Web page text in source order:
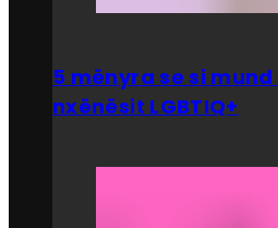
5 mënyra se si
nxënësit LGBTIQ+